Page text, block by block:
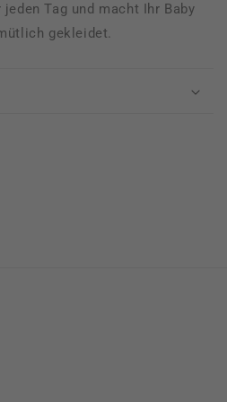
Tag und macht Ihr Baby
gekleidet.